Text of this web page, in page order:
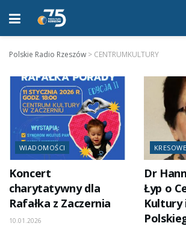
Polskie Radio Rzeszów > CENTRUMKULTURY
WIADOMOŚCI
Koncert
charytatywny dla
Rafałka z Zaczernia
10.01.2026
Dr
Łyp o
Kultury